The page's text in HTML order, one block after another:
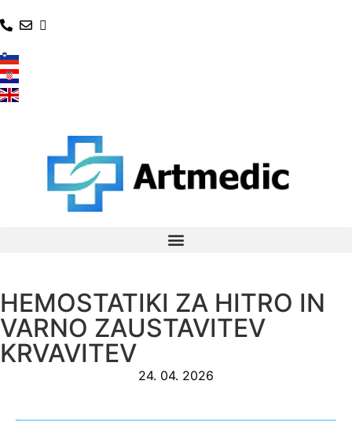
HEMOSTATIKI ZA HITRO IN
VARNO ZAUSTAVITEV
KRVAVITEV
24. 04. 2026